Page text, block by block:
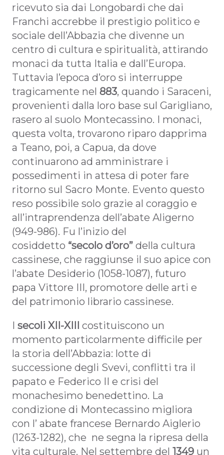
ricevuto sia dai Longobardi che dai
Franchi accrebbe il prestigio politico e
sociale dell’Abbazia che divenne un
centro di cultura e spiritualità, attirando
monaci da tutta Italia e dall’Europa.
Tuttavia l’epoca d’oro si interruppe
tragicamente nel 883, quando i Saraceni,
provenienti dalla loro base sul Garigliano,
rasero al suolo Montecassino. I monaci,
questa volta, trovarono riparo dapprima
a Teano, poi, a Capua, da dove
continuarono ad amministrare i
possedimenti in attesa di poter fare
ritorno sul Sacro Monte. Evento questo
reso possibile solo grazie al coraggio e
all’intraprendenza dell’abate Aligerno
(949-986). Fu l’inizio del
cosiddetto “secolo d’oro” della cultura
cassinese, che raggiunse il suo apice con
l’abate Desiderio (1058-1087), futuro
papa Vittore III, promotore delle arti e
del patrimonio librario cassinese.
I secoli XII-XIII costituiscono un
momento particolarmente difficile per
la storia dell’Abbazia: lotte di
successione degli Svevi, conflitti tra il
papato e Federico II e crisi del
monachesimo benedettino. La
condizione di Montecassino migliora
con l’ abate francese Bernardo Aiglerio
(1263-1282), che ne segna la ripresa della
vita culturale. Nel settembre del 1349 un